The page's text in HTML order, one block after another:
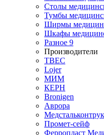
Столы
Тумбы
Ширмы
Шкафы
Разное 9
Производители
ТВЕС
Lojer
МИМ
КЕРН
Bronigen
Аврора
Промет-сейф
Ферропласт